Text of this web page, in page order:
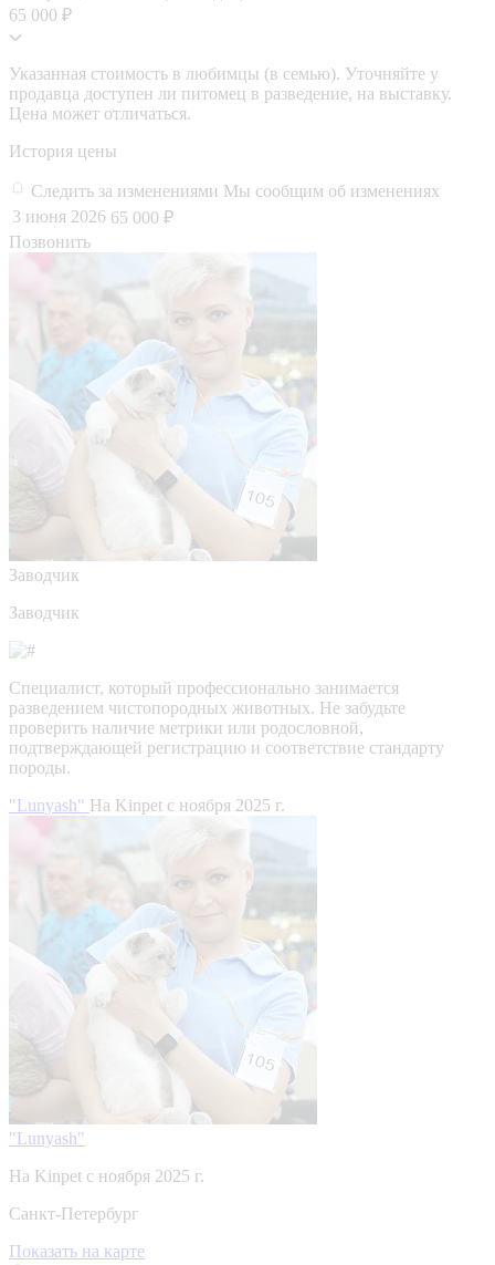
65 000 ₽
Указанная стоимость в любимцы (в семью). Уточняйте у
продавца доступен ли питомец в разведение, на выставку.
Цена может отличаться.
История цены
Следить за изменениями Мы сообщим об изменениях
3 июня 2026 65 000 ₽
Позвонить
Заводчик
Заводчик
Специалист, который профессионально занимается
разведением чистопородных животных. Не забудьте
проверить наличие метрики или родословной,
подтверждающей регистрацию и соответствие стандарту
породы.
"Lunyash" На Kinpet c ноября 2025 г.
"Lunyash"
На Kinpet c ноября 2025 г.
Санкт-Петербург
Показать на карте